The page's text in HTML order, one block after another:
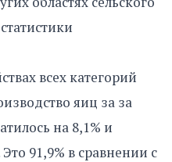
всех категорий
яиц за за
на 8,1% и
91,9% в сравнении с